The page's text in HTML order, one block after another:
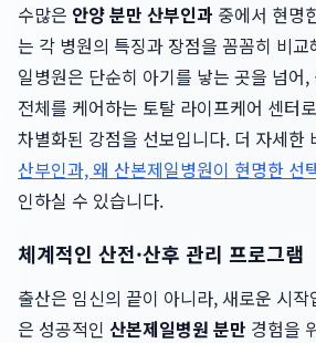
수많은 안양 분만 산부인과 중에서 현명
는 각 병원의 특징과 장점을 꼼꼼히 비
일병원은 단순히 아기를 낳는 곳을 넘어
전체를 케어하는 토탈 라이프케어 센터
차별화된 강점을 선보입니다. 더 자세한
산부인과, 왜 산본제일병원이 현명한 선
인하실 수 있습니다.
체계적인 산전·산후 관리 프로그램
출산은 임신의 끝이 아니라, 새로운 시
은 성공적인 산본제일병원 분만 경험을